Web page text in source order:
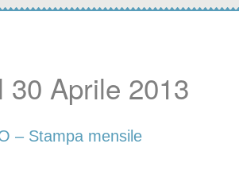
30 Aprile 2013
– Stampa mensile